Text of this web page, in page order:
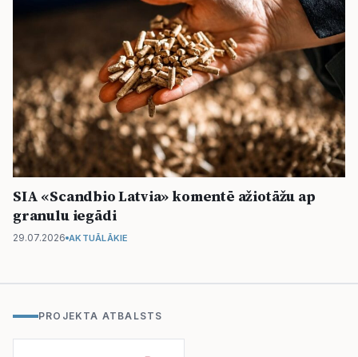
SIA «Scandbio Latvia» komentē ažiotāžu ap
granulu iegādi
29.07.2026 AKTUĀLĀKIE
PROJEKTA ATBALSTS